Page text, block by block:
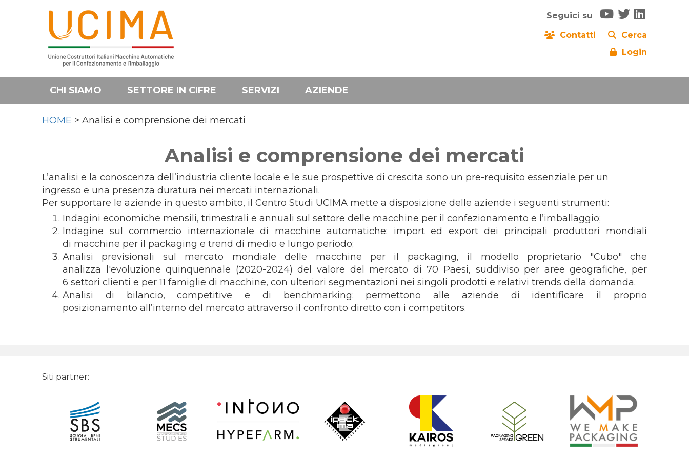
Seguici su
Contatti
Cerca
Login
CHI SIAMO SETTORE IN CIFRE SERVIZI AZIENDE
HOME > Analisi e comprensione dei mercati
Analisi e comprensione dei mercati
L’analisi e la conoscenza dell’industria cliente locale e le sue prospettive di crescita sono un pre-requisito essenziale per un
ingresso e una presenza duratura nei mercati internazionali.
Per supportare le aziende in questo ambito, il Centro Studi UCIMA mette a disposizione delle aziende i seguenti strumenti:
Indagini economiche mensili, trimestrali e annuali sul settore delle macchine per il confezionamento e l’imballaggio;
Indagine sul commercio internazionale di macchine automatiche: import ed export dei principali produttori mondiali
di macchine per il packaging e trend di medio e lungo periodo;
Analisi previsionali sul mercato mondiale delle macchine per il packaging, il modello proprietario "Cubo" che
analizza l'evoluzione quinquennale (2020-2024) del valore del mercato di 70 Paesi, suddiviso per aree geografiche, per
6 settori clienti e per 11 famiglie di macchine, con ulteriori segmentazioni nei singoli prodotti e relativi trends della domanda.
Analisi di bilancio, competitive e di benchmarking: permettono alle aziende di identificare il proprio
posizionamento all’interno del mercato attraverso il confronto diretto con i competitors.
Siti partner: